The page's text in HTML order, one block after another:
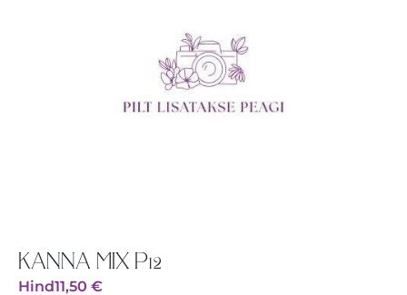
KANNA MIX P12
Hind11,50 €